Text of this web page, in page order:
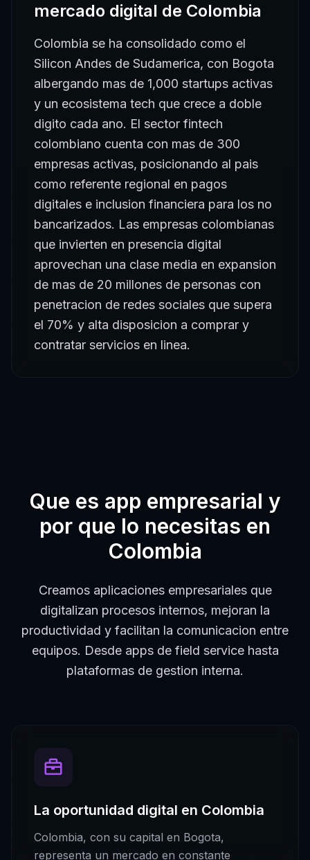
mercado digital de Colombia
Colombia se ha consolidado como el
Silicon Andes de Sudamerica, con Bogota
albergando mas de 1,000 startups activas
y un ecosistema tech que crece a doble
digito cada ano. El sector fintech
colombiano cuenta con mas de 300
empresas activas, posicionando al pais
como referente regional en pagos
digitales e inclusion financiera para los no
bancarizados. Las empresas colombianas
que invierten en presencia digital
aprovechan una clase media en expansion
de mas de 20 millones de personas con
penetracion de redes sociales que supera
el 70% y alta disposicion a comprar y
contratar servicios en linea.
Que es app empresarial y
por que lo necesitas en
Colombia
Creamos aplicaciones empresariales que
digitalizan procesos internos, mejoran la
productividad y facilitan la comunicacion entre
equipos. Desde apps de field service hasta
plataformas de gestion interna.
La oportunidad digital en Colombia
Colombia, con su capital en Bogota,
representa un mercado en constante